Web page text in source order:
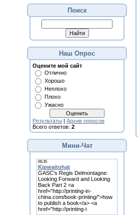
Поиск
Наш Опрос
Оцените мой сайт
Отлично
Хорошо
Неплохо
Плохо
Ужасно
Результаты | Архив опросов
Всего ответов: 2
Мини-Чат